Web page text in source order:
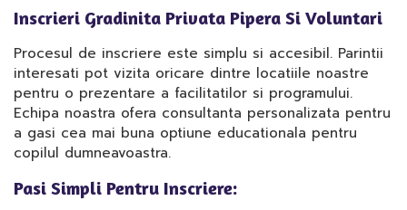
Inscrieri Gradinita Privata Pipera Si Voluntari
Procesul de inscriere este simplu si accesibil. Parintii
interesati pot vizita oricare dintre locatiile noastre
pentru o prezentare a facilitatilor si programului.
Echipa noastra ofera consultanta personalizata pentru
a gasi cea mai buna optiune educationala pentru
copilul dumneavoastra.
Pasi Simpli Pentru Inscriere: